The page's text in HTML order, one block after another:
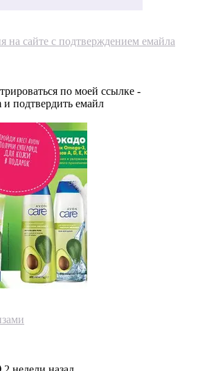
на сайте с подтверждением емайла
по моей ссылке -
и подтвердить емайл